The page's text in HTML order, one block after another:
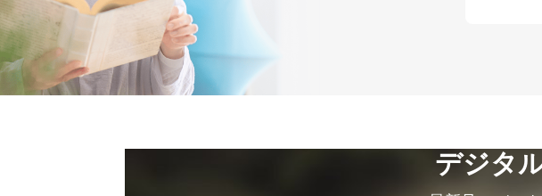
4
定期購読サービス等をご利用の方の個人情報
提携
品、
サ
デジタ